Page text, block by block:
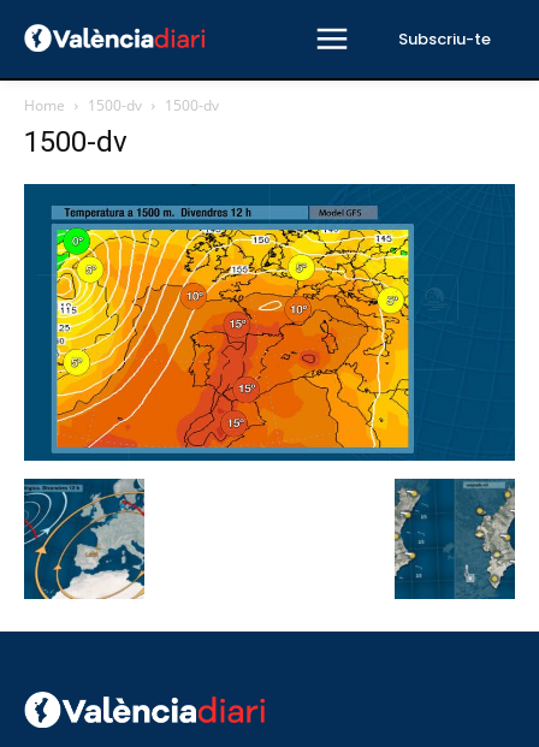
Subscriu-te
Home 1500-dv 1500-dv
1500-dv